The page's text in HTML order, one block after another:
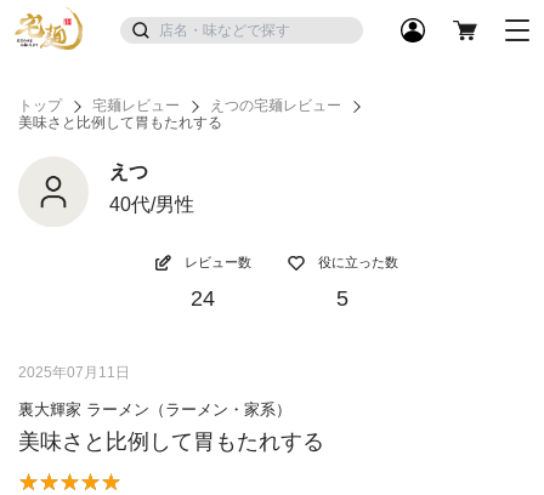
トップ 宅麺レビュー
えつの宅麺レビュー
美味さと比例して胃もたれする
えつ
40代/男性
レビュー数
24
役に立った数
5
2025年07月11日
裏大輝家 ラーメン（ラーメン・家系）
美味さと比例して胃もたれする